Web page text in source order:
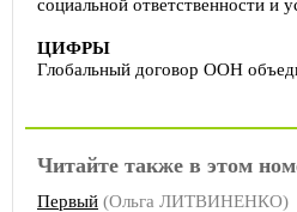
социальной ответственности и
ЦИФРЫ
Глобальный договор ООН
Читайте также в этом
Первый (Ольга ЛИТВИНЕНКО)